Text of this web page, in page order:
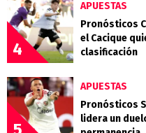
4
APUESTAS
Pronósticos
el Cacique
clasificación
APUESTAS
Pronósticos
lidera un